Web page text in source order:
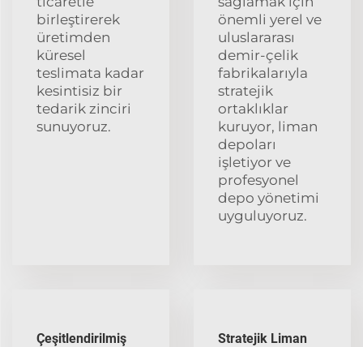
birleştirerek
üretimden
küresel
teslimata kadar
kesintisiz bir
tedarik zinciri
sunuyoruz.
önemli yerel ve
uluslararası
demir-çelik
fabrikalarıyla
stratejik
ortaklıklar
kuruyor, liman
depoları
işletiyor ve
profesyonel
depo yönetimi
uyguluyoruz.
Çeşitlendirilmiş
Stratejik Liman